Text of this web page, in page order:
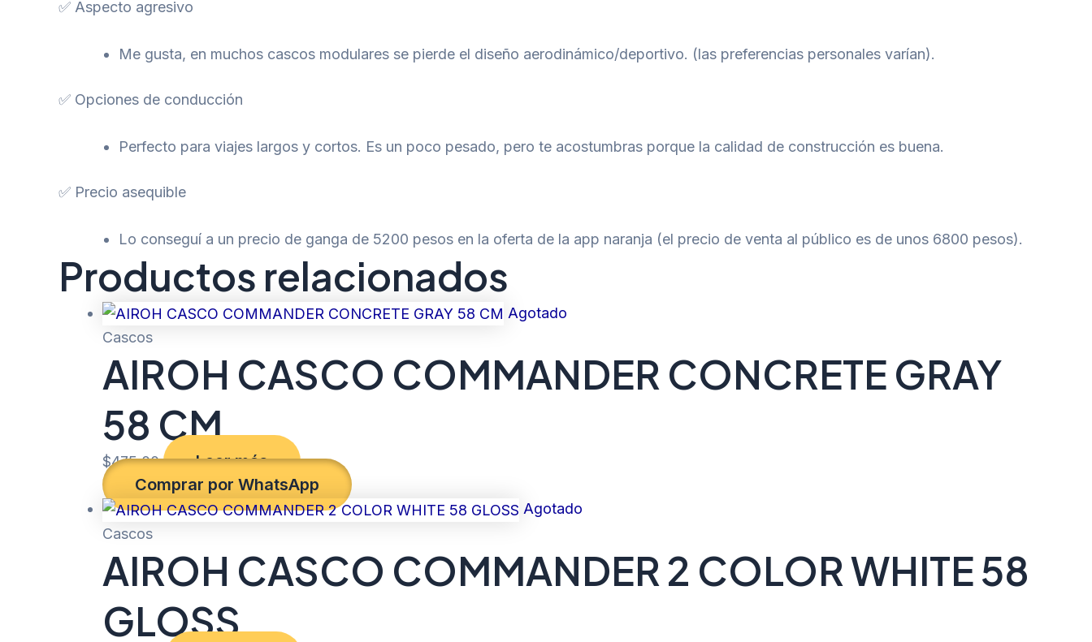
✅ Aspecto agresivo
Me gusta, en muchos cascos modulares se pierde el diseño aerodinámico/deportivo. (las preferencias personales varían).
✅ Opciones de conducción
Perfecto para viajes largos y cortos. Es un poco pesado, pero te acostumbras porque la calidad de construcción es buena.
✅ Precio asequible
Lo conseguí a un precio de ganga de 5200 pesos en la oferta de la app naranja (el precio de venta al público es de unos 6800 pesos).
Productos relacionados
Agotado
Cascos
AIROH CASCO COMMANDER CONCRETE GRAY
58 CM
$475.00
Leer más
Comprar por WhatsApp
Agotado
Cascos
AIROH CASCO COMMANDER 2 COLOR WHITE 58
GLOSS